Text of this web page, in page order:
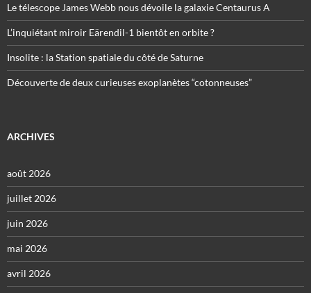
Le télescope James Webb nous dévoile la galaxie Centaurus A
L’inquiétant miroir Eärendil-1 bientôt en orbite ?
Insolite : la Station spatiale du côté de Saturne
Découverte de deux curieuses exoplanètes “cotonneuses”
ARCHIVES
août 2026
juillet 2026
juin 2026
mai 2026
avril 2026